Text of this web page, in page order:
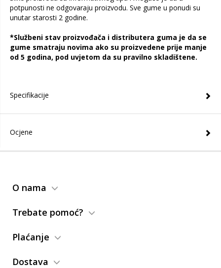
potpunosti ne odgovaraju proizvodu. Sve gume u ponudi su
unutar starosti 2 godine.
*Službeni stav proizvođača i distributera guma je da se
gume smatraju novima ako su proizvedene prije manje
od 5 godina, pod uvjetom da su pravilno skladištene.
Specifikacije
Ocjene
O nama
Trebate pomoć?
Plaćanje
Dostava